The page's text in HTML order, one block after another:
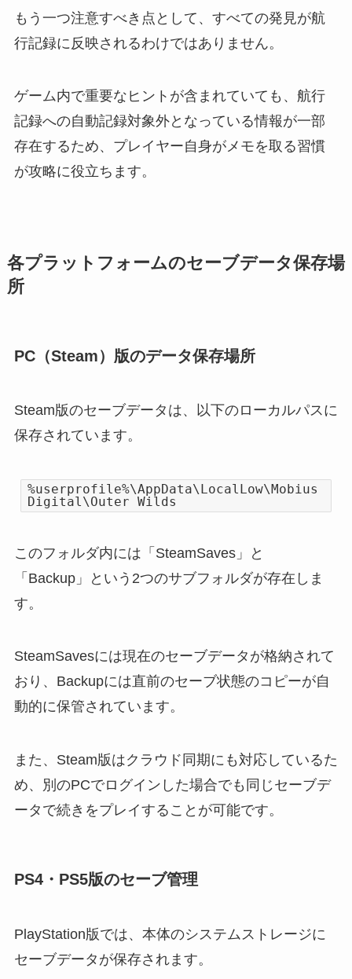
もう一つ注意すべき点として、すべての発見が航
行記録に反映されるわけではありません。
ゲーム内で重要なヒントが含まれていても、航行
記録への自動記録対象外となっている情報が一部
存在するため、プレイヤー自身がメモを取る習慣
が攻略に役立ちます。
各プラットフォームのセーブデータ保存場
所
PC（Steam）版のデータ保存場所
Steam版のセーブデータは、以下のローカルパスに
保存されています。
%userprofile%\AppData\LocalLow\Mobius
Digital\Outer Wilds
このフォルダ内には「SteamSaves」と
「Backup」という2つのサブフォルダが存在しま
す。
SteamSavesには現在のセーブデータが格納されて
おり、Backupには直前のセーブ状態のコピーが自
動的に保管されています。
また、Steam版はクラウド同期にも対応しているた
め、別のPCでログインした場合でも同じセーブデ
ータで続きをプレイすることが可能です。
PS4・PS5版のセーブ管理
PlayStation版では、本体のシステムストレージに
セーブデータが保存されます。